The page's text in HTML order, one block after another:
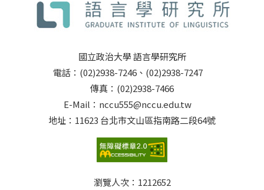
國立政治大學 語言學研究所
電話：(02)2938-7246、(02)2938-7247
傳真：(02)2938-7466
E-Mail：nccu555@nccu.edu.tw
地址：11623 台北市文山區指南路二段64號
瀏覽人次： 1212652